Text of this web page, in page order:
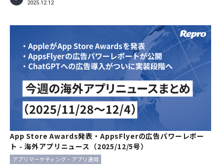
「Sora」動画でキャラクター使用可能に
2025.12.12
App Store Awards発表・AppsFlyerの広告パワーレポー
ト - 海外アプリニュース（2025/12/5号）
アプリマーケティング・アプリ運用